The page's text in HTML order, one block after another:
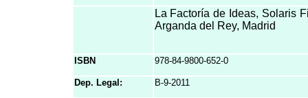
La Factoría de Ideas, Solaris
Arganda del Rey, Madrid
ISBN 978-84-9800-652-0
Dep. Legal: B-9-2011